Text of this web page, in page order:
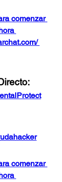
comenzar
comenzar